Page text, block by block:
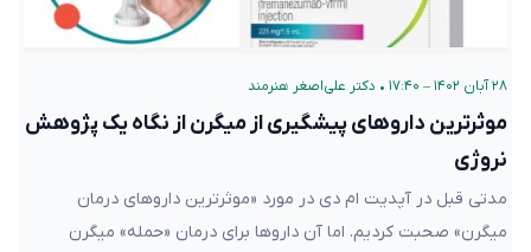
۲۸ آبان ۱۴۰۲ – ۱۷:۴۰ • دکتر علی‌اصغر هنرمند
موثرترین داروهای پیشگیری از میگرن از نگاه یک پژوهش
نروژی
مدتی قبل در آپدیت ام دی در مورد «موثرترین دارو‌های درمان
میگرن» صحبت کردیم. اما آن داروها برای درمان «حمله» میگرن